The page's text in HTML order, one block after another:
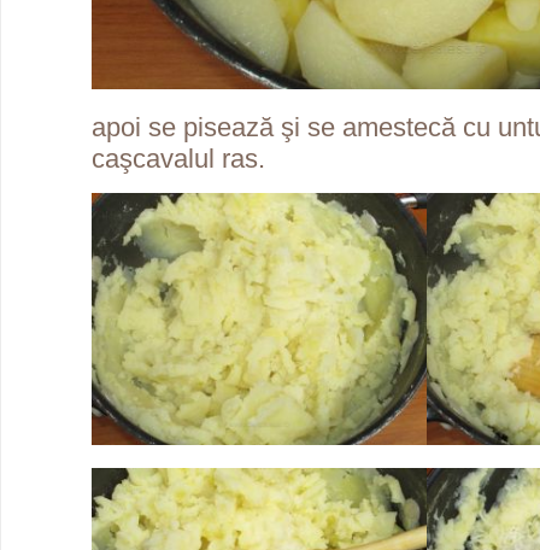
apoi se pisează şi se amestecă cu
caşcavalul ras.